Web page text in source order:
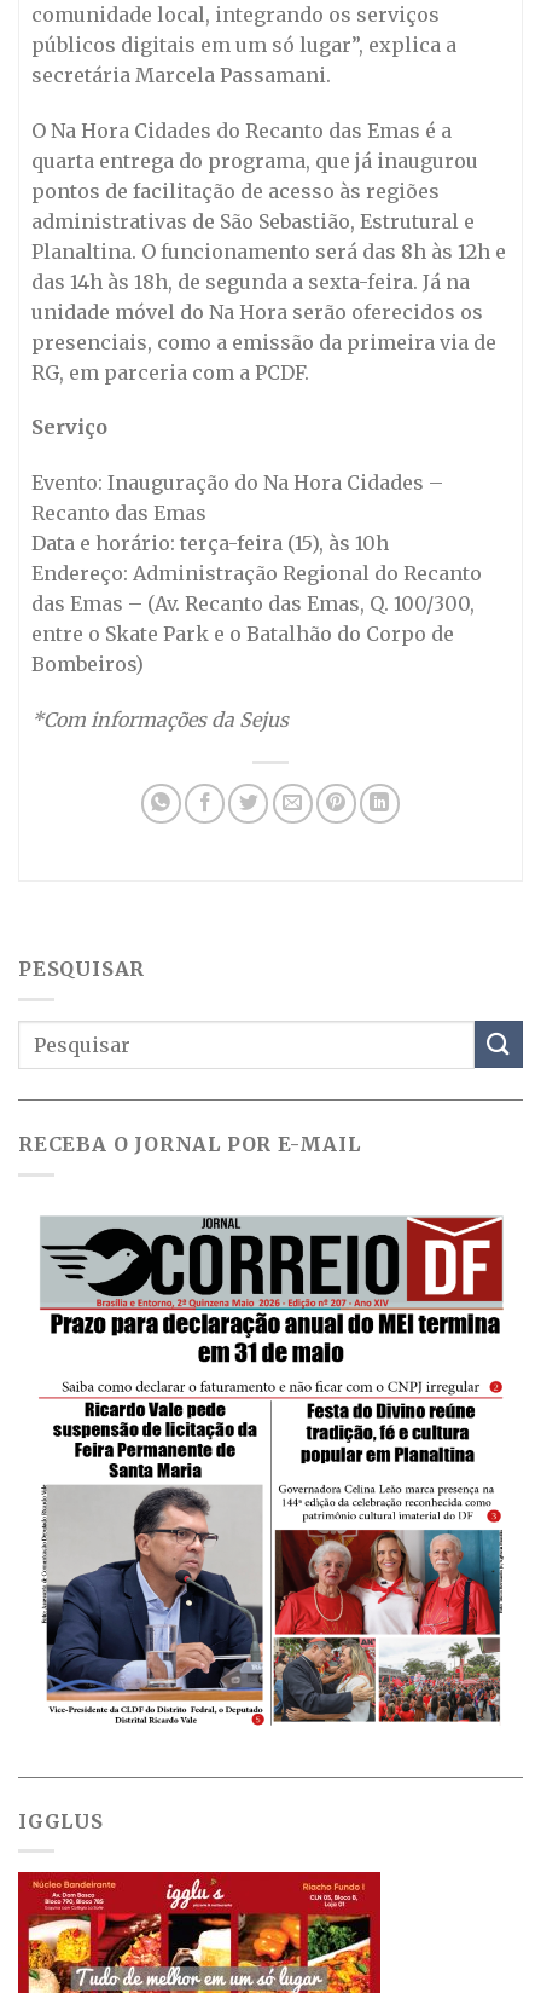
comunidade local, integrando os serviços
públicos digitais em um só lugar”, explica a
secretária Marcela Passamani.
O Na Hora Cidades do Recanto das Emas é a
quarta entrega do programa, que já inaugurou
pontos de facilitação de acesso às regiões
administrativas de São Sebastião, Estrutural e
Planaltina. O funcionamento será das 8h às 12h e
das 14h às 18h, de segunda a sexta-feira. Já na
unidade móvel do Na Hora serão oferecidos os
presenciais, como a emissão da primeira via de
RG, em parceria com a PCDF.
Serviço
Evento: Inauguração do Na Hora Cidades –
Recanto das Emas
Data e horário: terça-feira (15), às 10h
Endereço: Administração Regional do Recanto
das Emas – (Av. Recanto das Emas, Q. 100/300,
entre o Skate Park e o Batalhão do Corpo de
Bombeiros)
*Com informações da Sejus
PESQUISAR
RECEBA O JORNAL POR E-MAIL
IGGLUS